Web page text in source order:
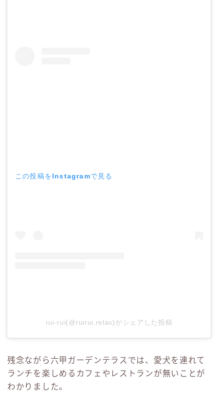
この投稿をInstagramで見る
rui-rui(@ruirui.relax)がシェアした投稿
残念ながら六甲ガーデンテラスでは、愛犬を連れて
ランチを楽しめるカフェやレストランが無いことが
わかりました。